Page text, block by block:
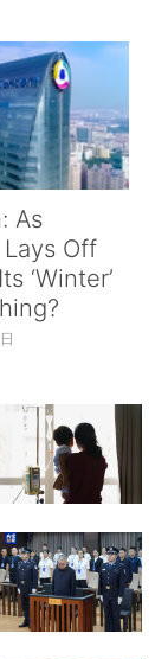
As
Off
‘Winter’